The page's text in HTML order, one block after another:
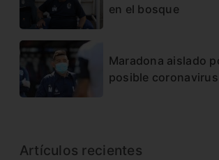
en el bosque
Maradona aislado
posible coronavirus
Artículos recientes